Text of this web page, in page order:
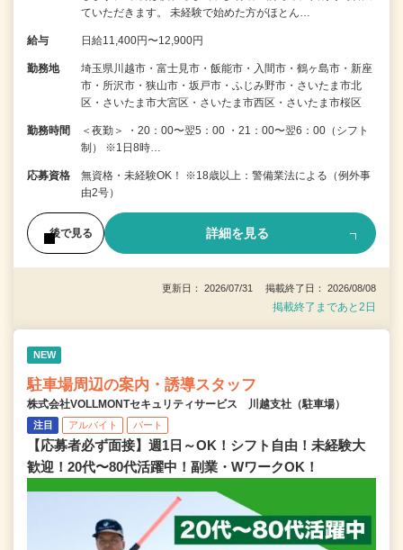
ていただきます。 未経験で始めた方がほとん…
給与 日給11,400円〜12,900円
勤務地
埼玉県川越市・富士見市・飯能市・入間市・鶴ヶ島市・新座
市・所沢市・狭山市・坂戸市・ふじみ野市・さいたま市北
区・さいたま市大宮区・さいたま市西区・さいたま市桜区
勤務時間
＜夜勤＞ ・20：00〜翌5：00 ・21：00〜翌6：00（シフト
制） ※1日8時…
応募資格
無資格・未経験OK！ ※18歳以上：警備業法による（例外事
由2号）
後で見る 詳細を見る
更新日： 2026/07/31 掲載終了日： 2026/08/08
掲載終了まであと2日
NEW
駐車場周辺の案内・誘導スタッフ
株式会社VOLLMONTセキュリティサービス 川越支社（駐車場）
注目 アルバイト パート
【応募者必ず面接】週1日～OK！シフト自由！未経験大
歓迎！20代〜80代活躍中！副業・WワークOK！